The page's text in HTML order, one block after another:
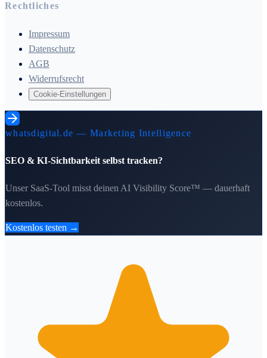
Rechtliches
Impressum
Datenschutz
AGB
Widerrufsrecht
Cookie-Einstellungen
whatsdigital.de — Marketing Intelligence
SEO & KI-Sichtbarkeit selbst tracken?
Unser SaaS-Tool misst deinen AI Visibility Score™ — dauerhaft
kostenlos.
Kostenlos testen →